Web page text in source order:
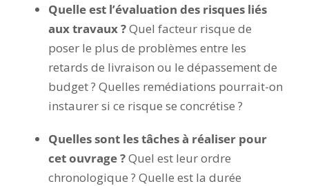
Quelle est l’évaluation des risques liés
aux travaux ?Quel facteur risque de
poser le plus de problèmes entre les
retards de livraison ou le dépassement de
budget ? Quelles remédiations pourrait-on
instaurer si ce risque se concrétise ?
Quelles sont les tâches à réaliser pour
cet ouvrage ?Quel est leur ordre
chronologique ? Quelle est la durée